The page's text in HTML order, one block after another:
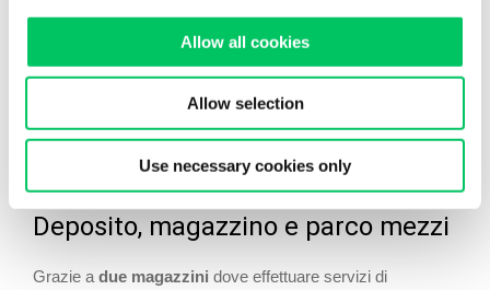
Allow all cookies
Allow selection
Use necessary cookies only
UE, esportazioni definitive e temporanee, operazioni
doganali in triangolazione, assistenza e documentazione su
commercio di transito e tutto ciò che ti serve dal punto di
vista burocratico e legale.
Deposito, magazzino e parco mezzi
Grazie a due magazzini dove effettuare servizi di